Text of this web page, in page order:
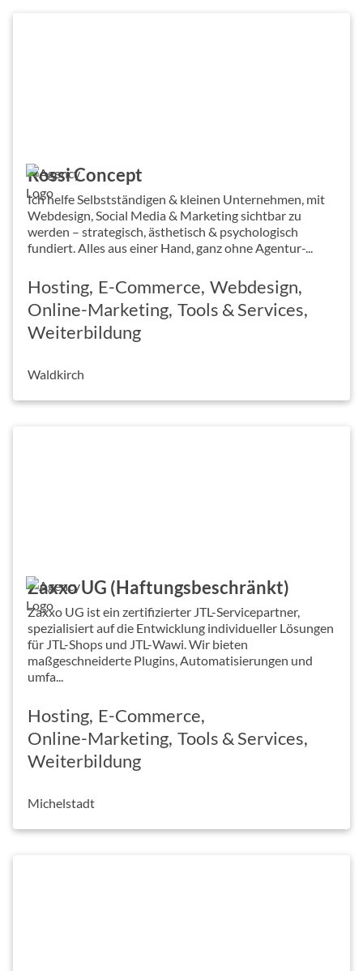
Rossi Concept
Ich helfe Selbstständigen & kleinen Unternehmen, mit
Webdesign, Social Media & Marketing sichtbar zu
werden – strategisch, ästhetisch & psychologisch
fundiert. Alles aus einer Hand, ganz ohne Agentur-...
Hosting E-Commerce Webdesign
Online-Marketing Tools & Services
Weiterbildung
Waldkirch
Zaxxo UG (Haftungsbeschränkt)
Zaxxo UG ist ein zertifizierter JTL-Servicepartner,
spezialisiert auf die Entwicklung individueller Lösungen
für JTL-Shops und JTL-Wawi. Wir bieten
maßgeschneiderte Plugins, Automatisierungen und
umfa...
Hosting E-Commerce
Online-Marketing Tools & Services
Weiterbildung
Michelstadt